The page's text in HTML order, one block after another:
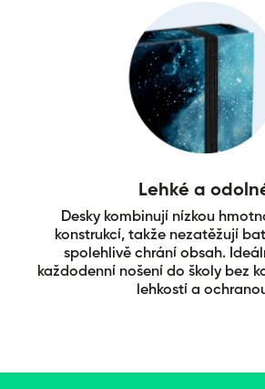
Lehké a
Desky kombinují nízkou
konstrukcí, takže nezatěžují
spolehlivě chrání obsah.
každodenní nošení do školy bez
lehkostí a